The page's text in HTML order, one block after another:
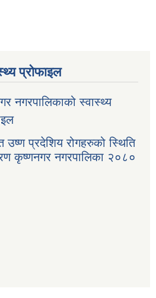
प्रोफाइल
नगरपालिकाको स्वास्थ्य
उष्ण प्रदेशिय रोगहरुको स्थिति
कृष्णनगर नगरपालिका २०८०